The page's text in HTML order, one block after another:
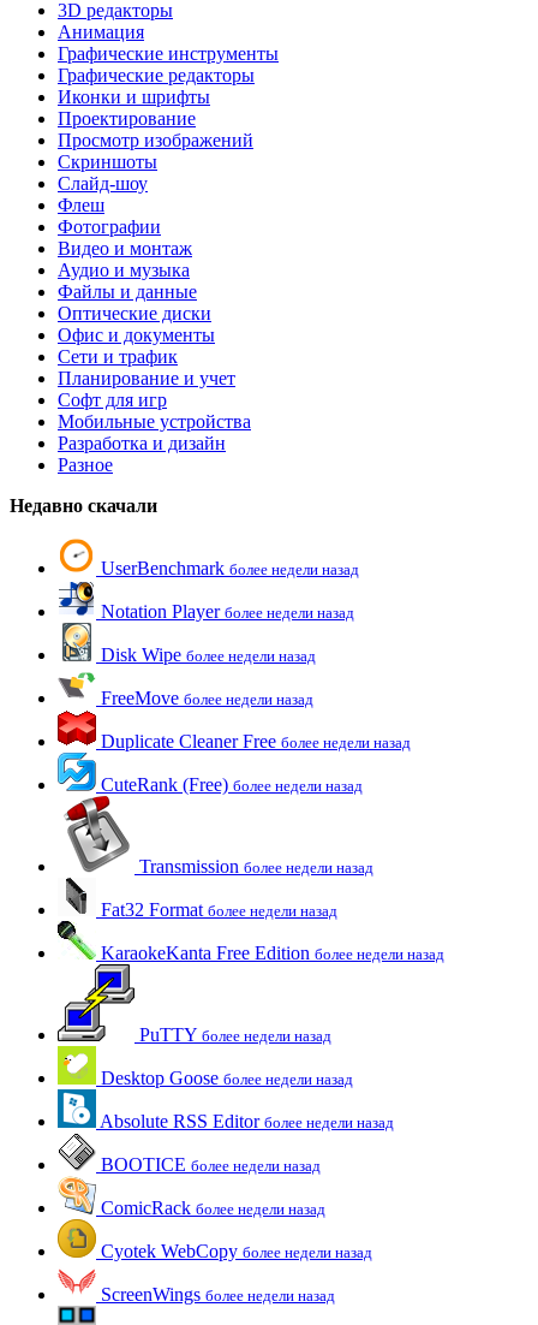
3D редакторы
Анимация
Графические инструменты
Графические редакторы
Иконки и шрифты
Проектирование
Просмотр изображений
Скриншоты
Слайд-шоу
Флеш
Фотографии
Видео и монтаж
Аудио и музыка
Файлы и данные
Оптические диски
Офис и документы
Сети и трафик
Планирование и учет
Софт для игр
Мобильные устройства
Разработка и дизайн
Разное
Недавно скачали
UserBenchmark более недели назад
Notation Player более недели назад
Disk Wipe более недели назад
FreeMove более недели назад
Duplicate Cleaner Free более недели назад
CuteRank (Free) более недели назад
Transmission более недели назад
Fat32 Format более недели назад
KaraokeKanta Free Edition более недели назад
PuTTY более недели назад
Desktop Goose более недели назад
Absolute RSS Editor более недели назад
BOOTICE более недели назад
ComicRack более недели назад
Cyotek WebCopy более недели назад
ScreenWings более недели назад